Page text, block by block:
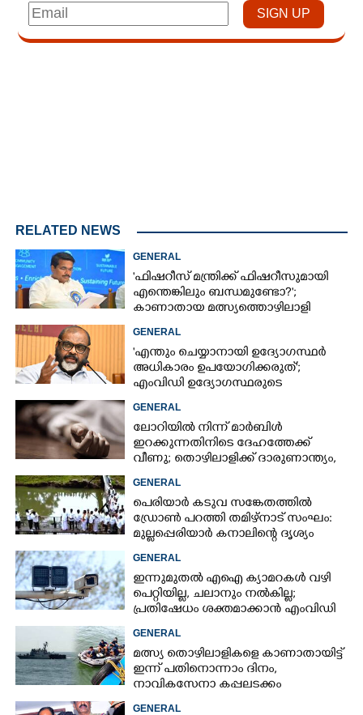
RELATED NEWS
GENERAL
'ഫിഷറീസ് മന്ത്രിക്ക് ഫിഷറീസുമായി
എന്തെങ്കിലും ബന്ധമുണ്ടോ?';
കാണാതായ മത്സ്യത്തൊഴിലാളി
GENERAL
'എന്തും ചെയ്യാനായി ഉദ്യോഗസ്ഥർ
അധികാരം ഉപയോഗിക്കരുത്';
എംവിഡി ഉദ്യോഗസ്ഥരുടെ
GENERAL
ലോറിയിൽ നിന്ന് മാർബിൾ
ഇറക്കുന്നതിനിടെ ദേഹത്തേക്ക്
വീണു; തൊഴിലാളിക്ക് ദാരുണാന്ത്യം,
GENERAL
പെരിയാർ കടുവ സങ്കേതത്തിൽ
ഡ്രോൺ പറത്തി തമിഴ്നാട് സംഘം:
മുല്ലപ്പെരിയാർ കനാലിന്റെ ദൃശ്യം
GENERAL
ഇന്നുമുതൽ എഐ ക്യാമറകൾ വഴി
പെറ്റിയില്ല, ചലാനും നൽകില്ല;
പ്രതിഷേധം ശക്തമാക്കാൻ എംവിഡി
GENERAL
മത്സ്യ തൊഴിലാളികളെ കാണാതായിട്ട്
ഇന്ന് പതിനൊന്നാം ദിനം,
നാവികസേനാ കപ്പലടക്കം
GENERAL